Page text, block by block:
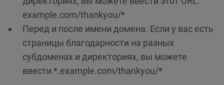
example.com/thankyou/*
Перед и после имени домена. Если у вас есть
страницы благодарности на разных
субдоменах и директориях, вы можете
ввести *.example.com/thankyou/*